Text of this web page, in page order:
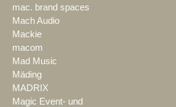
mac. brand spaces
Mach Audio
Mackie
macom
Mad Music
Mäding
MADRIX
Magic Event- und